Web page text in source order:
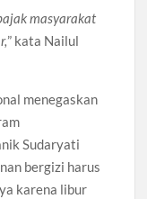
masyarakat
” kata Nailul
menegaskan
Sudaryati
bergizi harus
karena libur